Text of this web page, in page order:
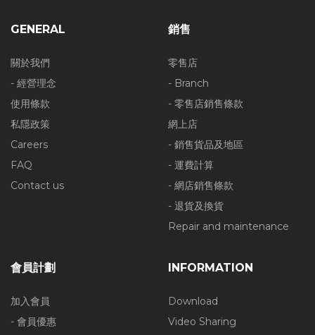
GENERAL
關於我們
- 經營理念
使用條款
私隱政策
Careers
FAQ
Contact us
銷售
零售店
- Branch
- 零售店銷售條款
網上店
- 銷售貨品及地區
- 運費計算
- 網店銷售條款
- 退貨及換貨
Repair and maintenance
會員計劃
加入會員
- 會員優惠
INFORMATION
Download
Video Sharing